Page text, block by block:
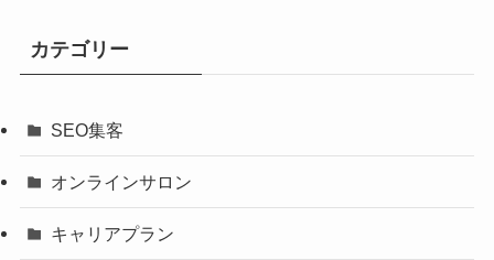
カテゴリー
SEO集客
オンラインサロン
キャリアプラン